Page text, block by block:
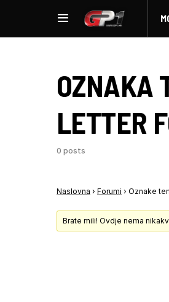
OZNAKA
LETTER
0 posts
Naslovna › Forumi › Oznake
Brate mili! Ovdje nema